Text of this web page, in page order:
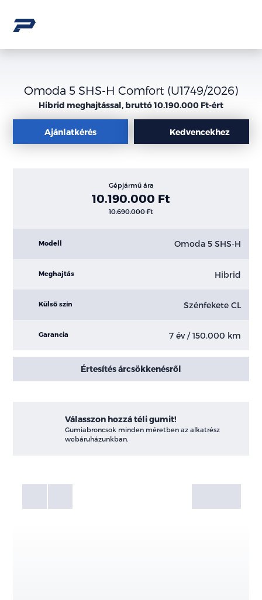
Omoda 5 SHS-H Comfort (U1749/2026)
Hibrid meghajtással, bruttó 10.190.000 Ft-ért
Ajánlatkérés Kedvencekhez
Gépjármű ára
10.190.000 Ft
10.690.000 Ft
Modell Omoda 5 SHS-H
Meghajtás Hibrid
Külső szín Szénfekete CL
Garancia 7 év / 150.000 km
Értesítés árcsökkenésről
Válasszon hozzá téli gumit!
Gumiabroncsok minden méretben az alkatrész
webáruházunkban.
Galéria